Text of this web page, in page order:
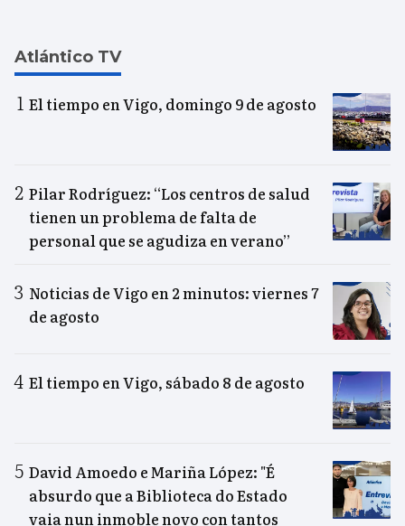
Atlántico TV
El tiempo en Vigo, domingo 9 de agosto
Pilar Rodríguez: “Los centros de salud
tienen un problema de falta de
personal que se agudiza en verano”
Noticias de Vigo en 2 minutos: viernes 7
de agosto
El tiempo en Vigo, sábado 8 de agosto
David Amoedo e Mariña López: "É
absurdo que a Biblioteca do Estado
vaia nun inmoble novo con tantos